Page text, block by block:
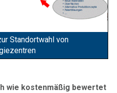
Standortwahl von
wie kostenmäßig bewertet